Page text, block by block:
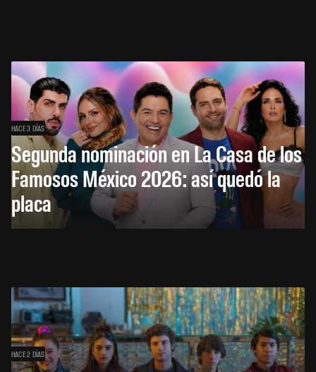
HACE 3 DÍAS
Segunda nominación en La Casa de los
Famosos México 2026: así quedó la
placa
HACE 2 DÍAS